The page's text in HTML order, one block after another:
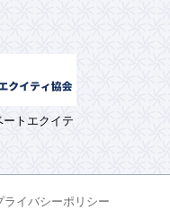
トエクイテ
ライバシーポリシー